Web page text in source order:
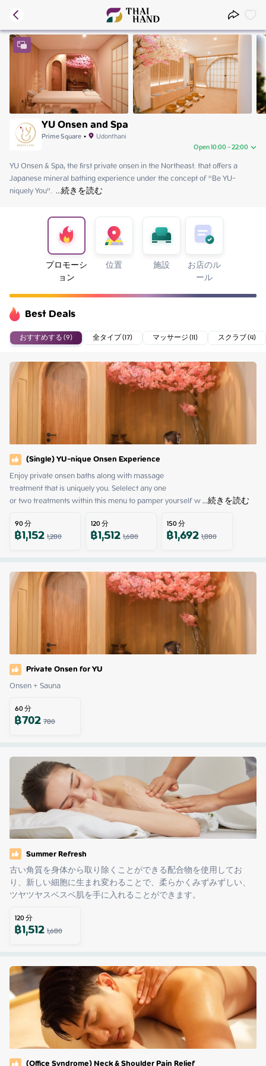
YU Onsen and Spa
Prime Square• Udonthani
Open 10:00 - 22:00
Friday 10:00 - 22:00
Saturday 10:00 - 22:00
Sunday
10:00 - 22:00
10:00 - 22:00
YU Onsen & Spa, the first private onsen in the Northeast. that offers a
Japanese mineral bathing experience under the concept of “Be YU-
niquely You”. ...続きを読む
プロモーシ
ョン
位置 施設 お店のル
ール
Best Deals
おすすめする (9) 全タイプ (17) マッサージ (11) スクラブ (4)
(Single) YU-nique Onsen Experience
Enjoy private onsen baths along with massage
treatment that is uniquely you. Selelect any one
or two treatments within this menu to pamper yourself w ...続きを読む
90分
฿1,1521,280
120分
฿1,5121,680
150分
฿1,6921,880
Private Onsen for YU
Onsen + Sauna
60分
฿702780
Summer Refresh
古い角質を身体から取り除くことができる配合物を使用してお
り、新しい細胞に生まれ変わることで、柔らかくみずみずしい、
ツヤツヤスベスベ肌を手に入れることができます。
120分
฿1,5121,680